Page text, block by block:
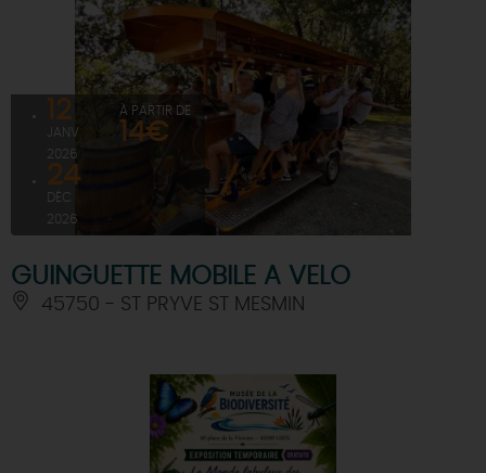
12
JANV
2026
24
DÉC
2026
À PARTIR DE
14€
GUINGUETTE MOBILE A VELO
45750 - ST PRYVE ST MESMIN